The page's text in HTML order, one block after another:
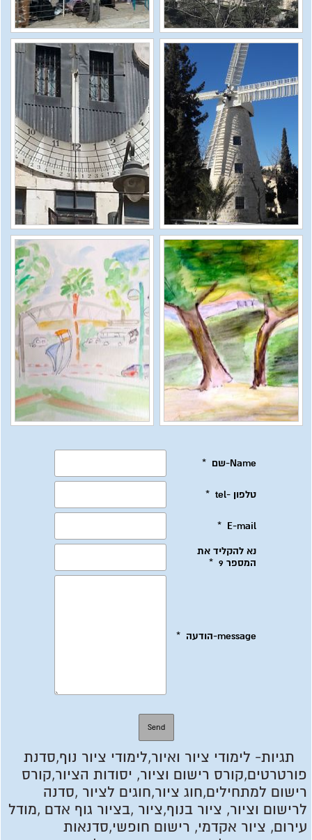
תגיות- לימודי ציור ואיור,לימודי ציור נוף,סדנת
פורטרטים,קורס רישום וציור, יסודות הציור,קורס
רישום למתחילים,חוג ציור,חוגים לציור ,סדנה
לרישום וציור, ציור בנוף,ציור ,בציור גוף אדם ,מודל
עירום, ציור אקדמי, רישום חופשי,סדנאות